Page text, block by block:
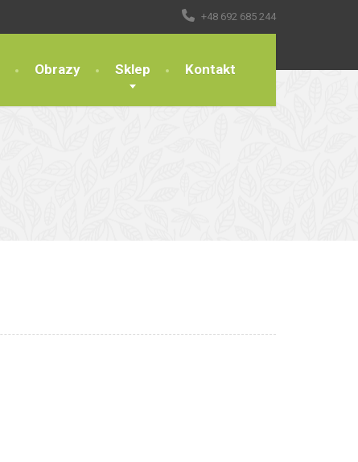
+48 692 685 244
Obrazy Sklep Kontakt